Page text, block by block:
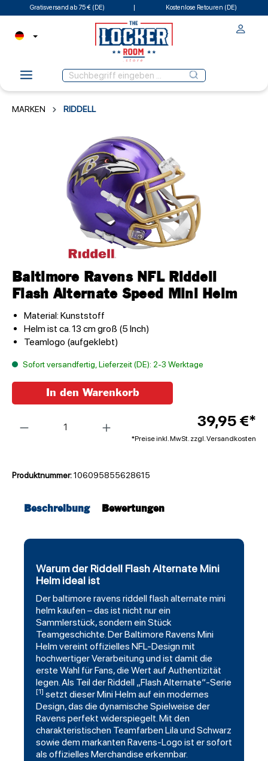
Gratisversand ab 75 € (DE) Kostenlose Retouren (DE)
MARKEN RIDDELL
Baltimore Ravens NFL Riddell
Flash Alternate Speed Mini Helm
Material: Kunststoff
Helm ist ca. 13 cm groß (5 Inch)
Teamlogo (aufgeklebt)
Sofort versandfertig, Lieferzeit (DE): 2-3 Werktage
39,95 €*
*Preise inkl. MwSt. zzgl. Versandkosten
In den Warenkorb
Produktnummer:106095855628615
Beschreibung Bewertungen
Warum der Riddell Flash Alternate Mini
Helm ideal ist
Derbaltimore ravens riddell flash alternate mini
helm kaufen – das ist nicht nur ein
Sammlerstück, sondern ein Stück
Teamgeschichte. Der Baltimore Ravens Mini
Helm vereint offizielles NFL-Design mit
hochwertiger Verarbeitung und ist damit die
erste Wahl für Fans, die Wert auf Authentizität
legen. Als Teil der Riddell „Flash Alternate“-Serie
[1] setzt dieser Mini Helm auf ein modernes
Design, das die dynamische Spielweise der
Ravens perfekt widerspiegelt. Mit den
charakteristischen Teamfarben Lila und Schwarz
sowie dem markanten Ravens-Logo ist er sofort
als offizielles Merchandise erkennbar.